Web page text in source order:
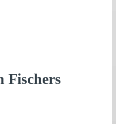
Fischers